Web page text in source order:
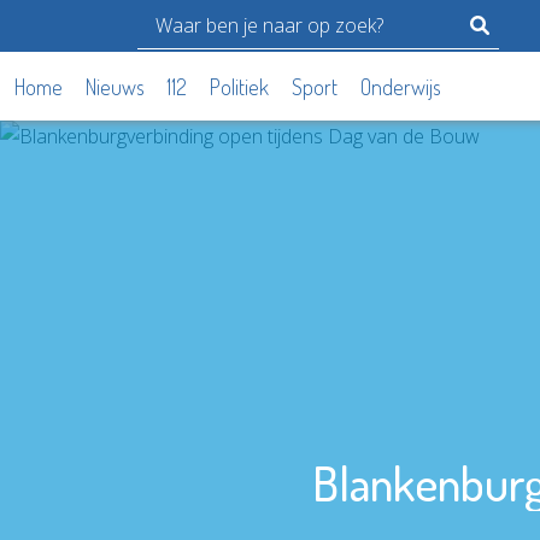
Home Nieuws 112 Politiek Sport Onderwijs